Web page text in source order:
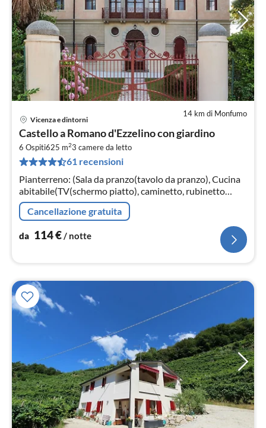
14 km di Monfumo
Vicenza e dintorni
Castello a Romano d'Ezzelino con giardino
6 Ospiti625 m23 camere da letto
61 recensioni
Pianterreno: (Sala da pranzo(tavolo da pranzo), Cucina
abitabile(TV(schermo piatto), caminetto, rubinetto
acqua bollente, mobile cucina(5 fuochi, gas)
Cancellazione gratuita
da 114€/ notte